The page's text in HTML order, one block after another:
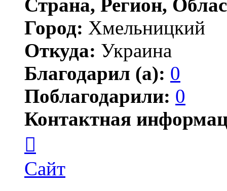
Страна, Регион,
Город: Хмельницкий
Откуда: Украина
Благодарил (а): 0
Поблагодарили: 0
Контактная
пользователя
Михаил
Н
Сайт